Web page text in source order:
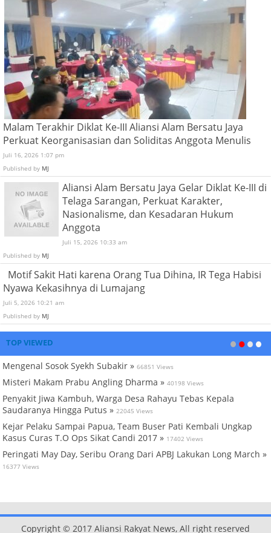
Malam Terakhir Diklat Ke-III Aliansi Alam Bersatu Jaya
Perkuat Keorganisasian dan Soliditas Anggota Menulis
Juli 16, 2026 1:07 pm
Published by MJ
Aliansi Alam Bersatu Jaya Gelar Diklat Ke-III di
Telaga Sarangan, Perkuat Karakter,
Nasionalisme, dan Kesadaran Hukum
Anggota
Juli 15, 2026 10:33 am
Published by MJ
Motif Sakit Hati karena Orang Tua Dihina, IR Tega Habisi
Nyawa Kekasihnya di Lumajang
Juli 5, 2026 10:21 am
Published by MJ
TOP VIEWED
Mengenal Sosok Syekh Subakir » 66851 Views
Misteri Makam Prabu Angling Dharma » 40198 Views
Penyakit Jiwa Kambuh, Warga Desa Rahayu Tebas Kepala
Saudaranya Hingga Putus » 22045 Views
Kejar Pelaku Sampai Papua, Team Buser Pati Kembali Ungkap
Kasus Curas T.O Ops Sikat Candi 2017 » 17402 Views
Peringati May Day, Seribu Orang Dari APBJ Lakukan Long March »
16377 Views
Copyright © 2017 Aliansi Rakyat News, All right reserved